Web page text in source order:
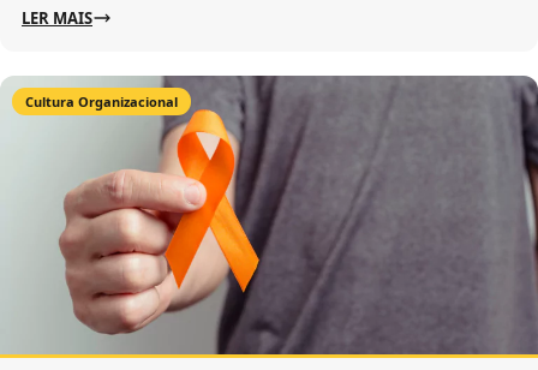
LER MAIS
Cultura Organizacional